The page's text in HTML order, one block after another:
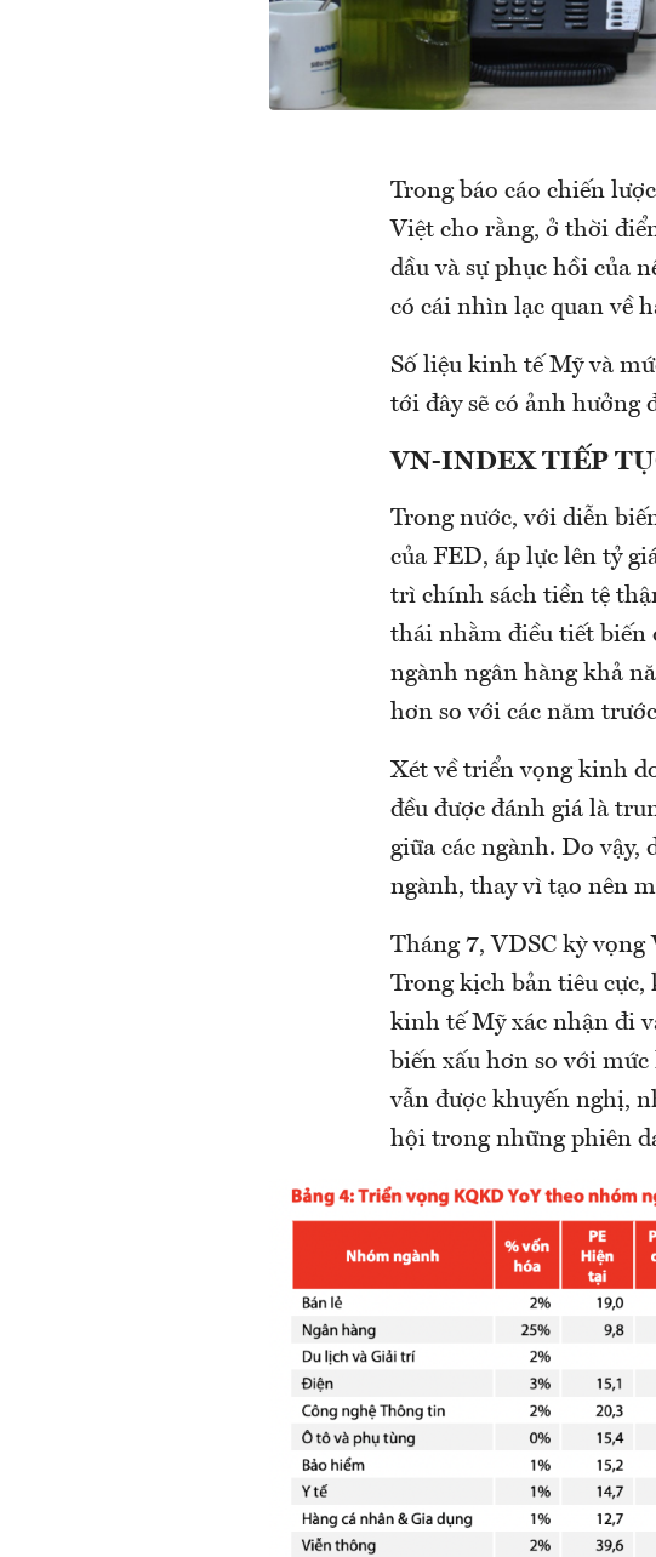
Trong báo cáo chiến
Việt cho rằng, ở thời
dầu và sự phục hồi của
có cái nhìn lạc quan về
Số liệu kinh tế Mỹ và
tới đây sẽ có ảnh hưởng
VN-INDEX TIẾP
Trong nước, với diễn
của FED, áp lực lên tỷ
trì chính sách tiền tệ
thái nhằm điều tiết biến
ngành ngân hàng khả
hơn so với các năm
Xét về triển vọng kinh
đều được đánh giá là
giữa các ngành. Do vậy,
ngành, thay vì tạo nên
Tháng 7, VDSC kỳ vọng
Trong kịch bản tiêu
kinh tế Mỹ xác nhận đi
biến xấu hơn so với
vẫn được khuyến nghị,
hội trong những phiên